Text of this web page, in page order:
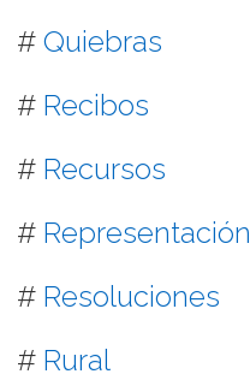
# Quiebras
# Recibos
# Recursos
# Representación
# Resoluciones
# Rural